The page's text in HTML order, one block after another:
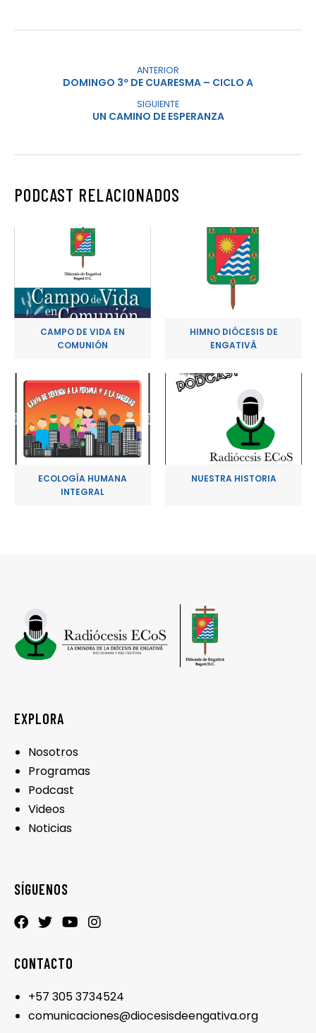
ANTERIOR
DOMINGO 3º DE CUARESMA – CICLO A
SIGUIENTE
UN CAMINO DE ESPERANZA
PODCAST RELACIONADOS
CAMPO DE VIDA EN
COMUNIÓN
HIMNO DIÓCESIS DE
ENGATIVÁ
ECOLOGÍA HUMANA
INTEGRAL
NUESTRA HISTORIA
EXPLORA
Nosotros
Programas
Podcast
Videos
Noticias
SÍGUENOS
CONTACTO
+57 305 3734524
comunicaciones@diocesisdeengativa.org